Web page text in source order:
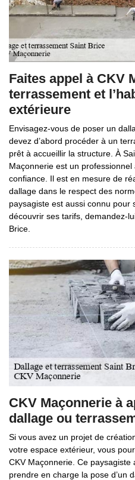
Faites appel à CKV
terrassement et
extérieure
Envisagez-vous de poser un
devez d’abord procéder à un
prêt à accueillir la structure. À
Maçonnerie est un
confiance. Il est en mesure de
dallage dans le respect des
paysagiste est aussi connu pour
découvrir ses tarifs, demandez-
Brice.
CKV Maçonnerie à
dallage ou
Si vous avez un projet de
votre espace extérieur, vous
CKV Maçonnerie. Ce
prendre en charge la pose d’un